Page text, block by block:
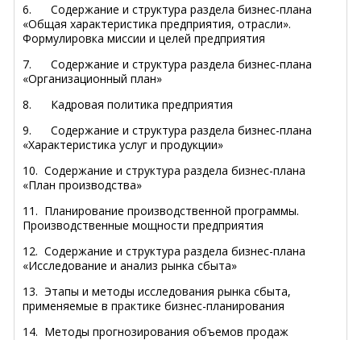
6. Содержание и структура раздела бизнес-плана
«Общая характеристика предприятия, отрасли».
Формулировка миссии и целей предприятия
7. Содержание и структура раздела бизнес-плана
«Организационный план»
8. Кадровая политика предприятия
9. Содержание и структура раздела бизнес-плана
«Характеристика услуг и продукции»
10. Содержание и структура раздела бизнес-плана
«План производства»
11. Планирование производственной программы.
Производственные мощности предприятия
12. Содержание и структура раздела бизнес-плана
«Исследование и анализ рынка сбыта»
13. Этапы и методы исследования рынка сбыта,
применяемые в практике бизнес-планирования
14. Методы прогнозирования объемов продаж